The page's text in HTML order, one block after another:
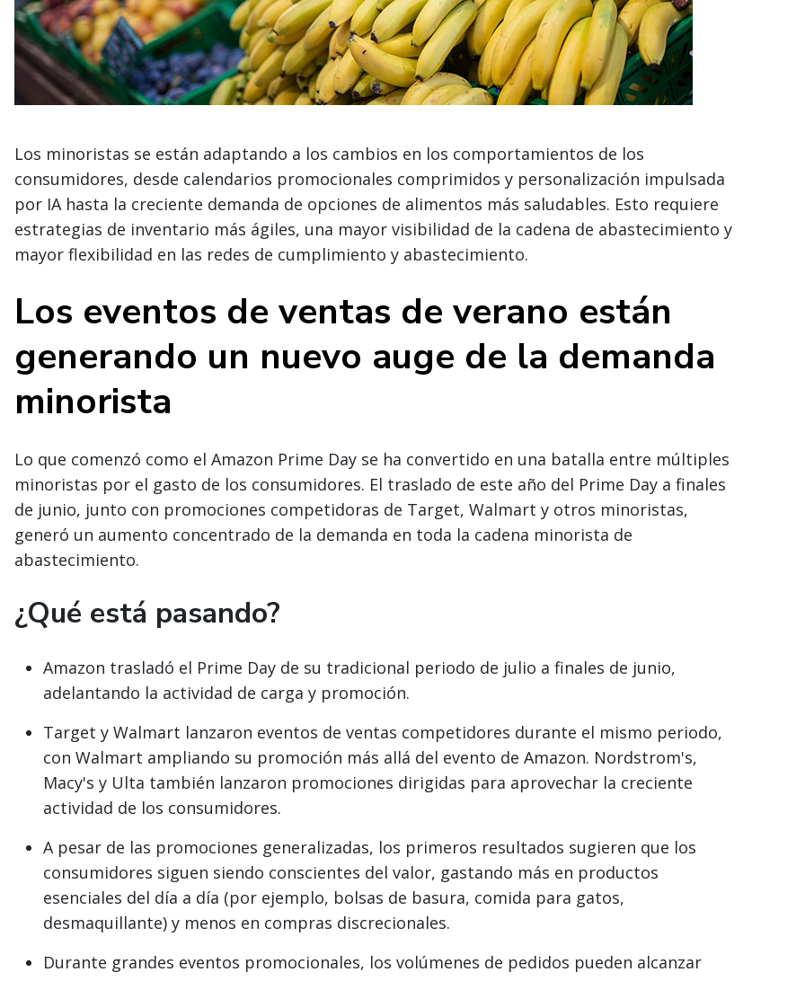
Los minoristas se están adaptando a los cambios en los comportamientos de los
consumidores, desde calendarios promocionales comprimidos y personalización impulsada
por IA hasta la creciente demanda de opciones de alimentos más saludables. Esto requiere
estrategias de inventario más ágiles, una mayor visibilidad de la cadena de abastecimiento y
mayor flexibilidad en las redes de cumplimiento y abastecimiento.
Los eventos de ventas de verano están
generando un nuevo auge de la demanda
minorista
Lo que comenzó como el Amazon Prime Day se ha convertido en una batalla entre múltiples
minoristas por el gasto de los consumidores. El traslado de este año del Prime Day a finales
de junio, junto con promociones competidoras de Target, Walmart y otros minoristas,
generó un aumento concentrado de la demanda en toda la cadena minorista de
abastecimiento.
¿Qué está pasando?
Amazon trasladó el Prime Day de su tradicional periodo de julio a finales de junio,
adelantando la actividad de carga y promoción.
Target y Walmart lanzaron eventos de ventas competidores durante el mismo periodo,
con Walmart ampliando su promoción más allá del evento de Amazon. Nordstrom's,
Macy's y Ulta también lanzaron promociones dirigidas para aprovechar la creciente
actividad de los consumidores.
A pesar de las promociones generalizadas, los primeros resultados sugieren que los
consumidores siguen siendo conscientes del valor, gastando más en productos
esenciales del día a día (por ejemplo, bolsas de basura, comida para gatos,
desmaquillante) y menos en compras discrecionales.
Durante grandes eventos promocionales, los volúmenes de pedidos pueden alcanzar